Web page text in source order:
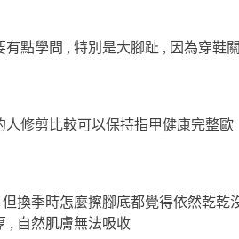
點學問 , 特別是大腳趾 , 因為穿鞋
修剪比較可以保持指甲健康完整歐
換季時怎麼擦腳底都覺得依然乾乾
, 自然肌膚無法吸收